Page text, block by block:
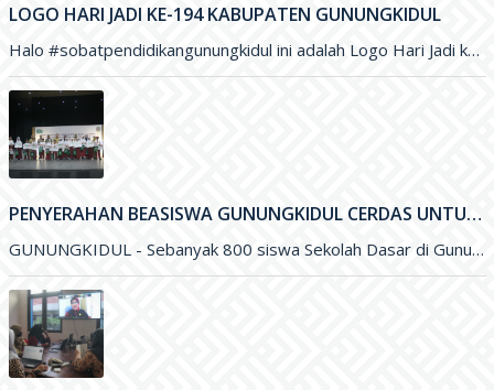
LOGO HARI JADI KE-194 KABUPATEN GUNUNGKIDUL
Halo #sobatpendidikangunungkidul ini adalah Logo Hari Jadi ke-194 Kabupaten Gunungkidul yang merupakan karya Saudara Blasius Yudhatama dengan mengusung tema
PENYERAHAN BEASISWA GUNUNGKIDUL CERDAS UNTUK PENINGKATAN KUALITAS PENDIDIKAN DI KABUPATEN GUNUNGKIDUL
GUNUNGKIDUL - Sebanyak 800 siswa Sekolah Dasar di Gunungkidul menerima Beasiswa Gunungkidul Cerdas dengan besaran per tahun sejumlah Rp. 500 ribu